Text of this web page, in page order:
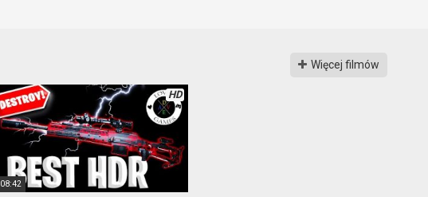
Więcej filmów
HD
08:42